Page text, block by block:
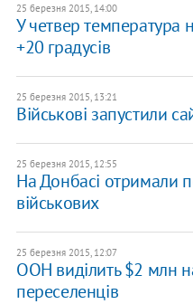
25 березня 2015, 14:00
У четвер температура
+20 градусів
25 березня 2015, 13:21
Військові запустили
25 березня 2015, 12:55
На Донбасі отримали
військових
25 березня 2015, 12:07
ООН виділить $2 млн
переселенців